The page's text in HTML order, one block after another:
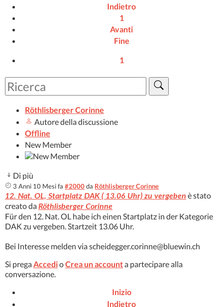
Indietro
1
Avanti
Fine
1
Röthlisberger Corinne
Autore della discussione
Offline
New Member
Di più
3 Anni 10 Mesi fa #2000 da Röthlisberger Corinne
12. Nat. OL, Startplatz DAK ( 13.06 Uhr) zu vergeben è stato
creato daRöthlisberger Corinne
Für den 12. Nat. OL habe ich einen Startplatz in der Kategorie
DAK zu vergeben. Startzeit 13.06 Uhr.
Bei Interesse melden via scheidegger.corinne@bluewin.ch
Si pregaAccedioCrea un accounta partecipare alla
conversazione.
Inizio
Indietro